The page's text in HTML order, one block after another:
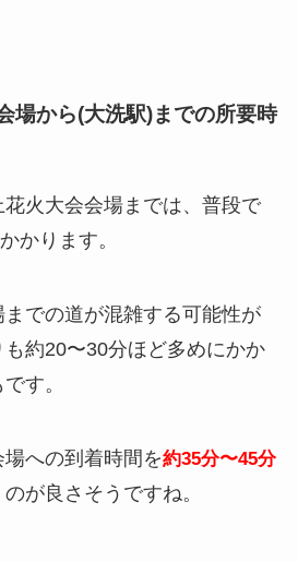
場から(大洗駅)までの所要時
火大会会場までは、普段で
かかります。
までの道が混雑する可能性が
約20〜30分ほど多めにかか
す。
への到着時間を約35分〜45分
が良さそうですね。